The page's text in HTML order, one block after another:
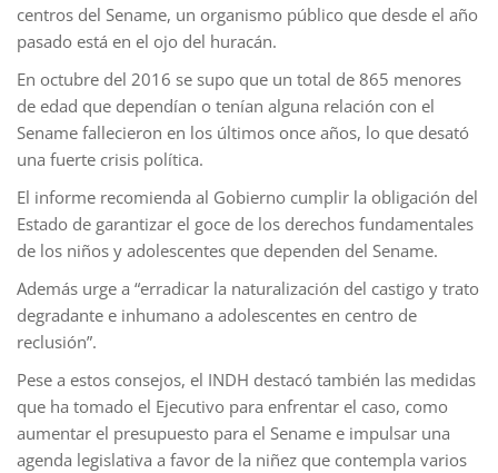
centros del Sename, un organismo público que desde el año
pasado está en el ojo del huracán.
En octubre del 2016 se supo que un total de 865 menores
de edad que dependían o tenían alguna relación con el
Sename fallecieron en los últimos once años, lo que desató
una fuerte crisis política.
El informe recomienda al Gobierno cumplir la obligación del
Estado de garantizar el goce de los derechos fundamentales
de los niños y adolescentes que dependen del Sename.
Además urge a “erradicar la naturalización del castigo y trato
degradante e inhumano a adolescentes en centro de
reclusión”.
Pese a estos consejos, el INDH destacó también las medidas
que ha tomado el Ejecutivo para enfrentar el caso, como
aumentar el presupuesto para el Sename e impulsar una
agenda legislativa a favor de la niñez que contempla varios